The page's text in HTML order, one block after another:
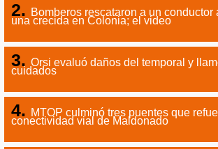
Bomberos rescataron a un conductor
una crecida en Colonia; el video
Orsi evaluó daños del temporal y
cuidados
MTOP culminó tres puentes que
conectividad vial de Maldonado